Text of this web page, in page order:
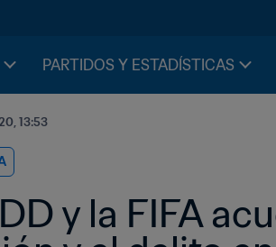
PARTIDOS Y ESTADÍSTICAS
13:53
y la FIFA